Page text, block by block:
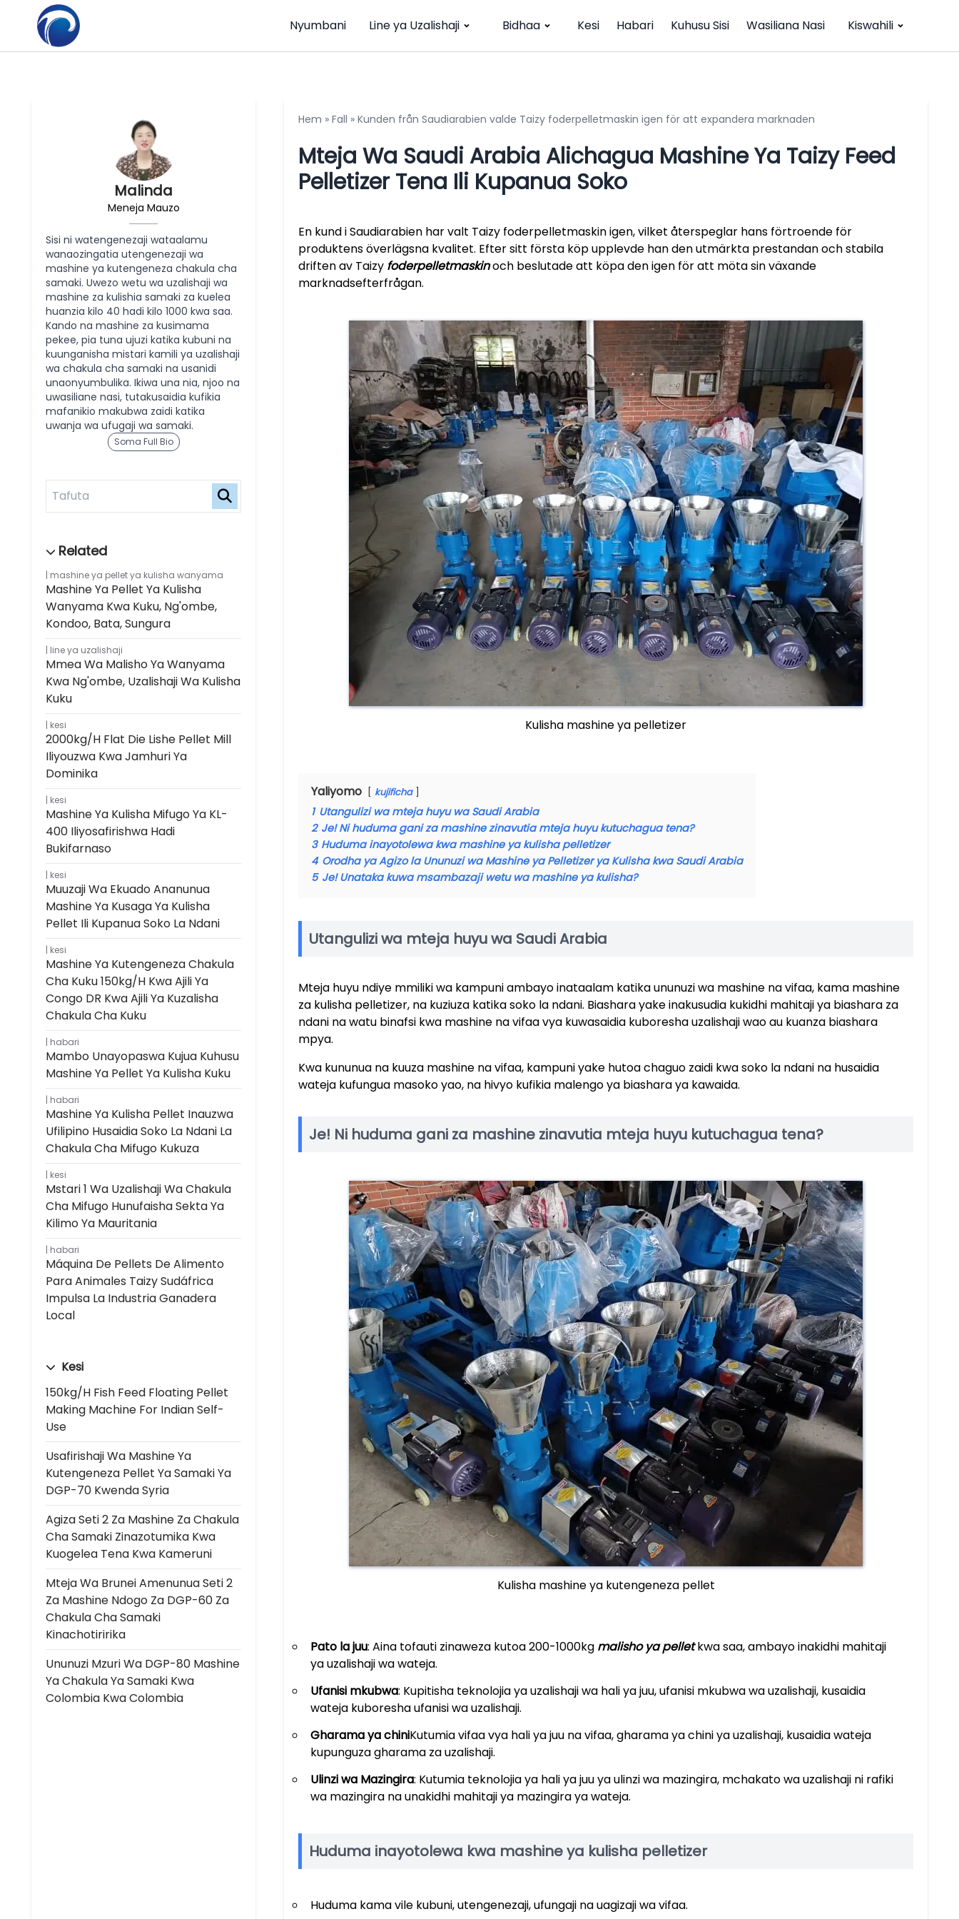
Nyumbani Line ya Uzalishaji Bidhaa Kesi Habari Kuhusu Sisi Wasiliana Nasi Kiswahili
Malinda
Meneja Mauzo
Sisi ni watengenezaji wataalamu
wanaozingatia utengenezaji wa
mashine ya kutengeneza chakula cha
samaki. Uwezo wetu wa uzalishaji wa
mashine za kulishia samaki za kuelea
huanzia kilo 40 hadi kilo 1000 kwa saa.
Kando na mashine za kusimama
pekee, pia tuna ujuzi katika kubuni na
kuunganisha mistari kamili ya uzalishaji
wa chakula cha samaki na usanidi
unaonyumbulika. Ikiwa una nia, njoo na
uwasiliane nasi, tutakusaidia kufikia
mafanikio makubwa zaidi katika
uwanja wa ufugaji wa samaki.
Soma Full Bio
mashine ya pellet ya kulisha wanyama
Mashine Ya Pellet Ya Kulisha
Wanyama Kwa Kuku, Ng'ombe,
Kondoo, Bata, Sungura
line ya uzalishaji
Mmea Wa Malisho Ya Wanyama
Kwa Ng'ombe, Uzalishaji Wa Kulisha
Kuku
kesi
2000kg/h Flat Die Lishe Pellet Mill
Iliyouzwa Kwa Jamhuri Ya
Dominika
kesi
Mashine Ya Kulisha Mifugo Ya KL-
400 Iliyosafirishwa Hadi
Bukifarnaso
kesi
Muuzaji Wa Ekuado Ananunua
Mashine Ya Kusaga Ya Kulisha
Pellet Ili Kupanua Soko La Ndani
kesi
Mashine Ya Kutengeneza Chakula
Cha Kuku 150kg/h Kwa Ajili Ya
Congo DR Kwa Ajili Ya Kuzalisha
Chakula Cha Kuku
habari
Mambo Unayopaswa Kujua Kuhusu
Mashine Ya Pellet Ya Kulisha Kuku
habari
Mashine Ya Kulisha Pellet Inauzwa
Ufilipino Husaidia Soko La Ndani La
Chakula Cha Mifugo Kukuza
kesi
Mstari 1 Wa Uzalishaji Wa Chakula
Cha Mifugo Hunufaisha Sekta Ya
Kilimo Ya Mauritania
habari
Máquina De Pellets De Alimento
Para Animales Taizy Sudáfrica
Impulsa La Industria Ganadera
Local
Kesi
150kg/h Fish Feed Floating Pellet
Making Machine For Indian Self-
Use
Usafirishaji Wa Mashine Ya
Kutengeneza Pellet Ya Samaki Ya
DGP-70 Kwenda Syria
Agiza Seti 2 Za Mashine Za Chakula
Cha Samaki Zinazotumika Kwa
Kuogelea Tena Kwa Kameruni
Mteja Wa Brunei Amenunua Seti 2
Za Mashine Ndogo Za DGP-60 Za
Chakula Cha Samaki
Kinachotiririka
Ununuzi Mzuri Wa DGP-80 Mashine
Ya Chakula Ya Samaki Kwa
Colombia Kwa Colombia
Hem » Fall » Kunden från Saudiarabien valde Taizy foderpelletmaskin igen för att expandera marknaden
Mteja Wa Saudi Arabia Alichagua Mashine Ya Taizy Feed
Pelletizer Tena Ili Kupanua Soko
En kund i Saudiarabien har valt Taizy foderpelletmaskin igen, vilket återspeglar hans förtroende för
produktens överlägsna kvalitet. Efter sitt första köp upplevde han den utmärkta prestandan och stabila
driften av Taizy foderpelletmaskinoch beslutade att köpa den igen för att möta sin växande
marknadsefterfrågan.
Kulisha mashine ya pelletizer
Yaliyomo kujificha
1 Utangulizi wa mteja huyu wa Saudi Arabia
2 Je! Ni huduma gani za mashine zinavutia mteja huyu kutuchagua tena?
3 Huduma inayotolewa kwa mashine ya kulisha pelletizer
4 Orodha ya Agizo la Ununuzi wa Mashine ya Pelletizer ya Kulisha kwa Saudi Arabia
5 Je! Unataka kuwa msambazaji wetu wa mashine ya kulisha?
Utangulizi wa mteja huyu wa Saudi Arabia
Mteja huyu ndiye mmiliki wa kampuni ambayo inataalam katika ununuzi wa mashine na vifaa, kama mashine
za kulisha pelletizer, na kuziuza katika soko la ndani. Biashara yake inakusudia kukidhi mahitaji ya biashara za
ndani na watu binafsi kwa mashine na vifaa vya kuwasaidia kuboresha uzalishaji wao au kuanza biashara
mpya.
Kwa kununua na kuuza mashine na vifaa, kampuni yake hutoa chaguo zaidi kwa soko la ndani na husaidia
wateja kufungua masoko yao, na hivyo kufikia malengo ya biashara ya kawaida.
Je! Ni huduma gani za mashine zinavutia mteja huyu kutuchagua tena?
Kulisha mashine ya kutengeneza pellet
Pato la juu: Aina tofauti zinaweza kutoa 200-1000kg malisho ya pelletkwa saa, ambayo inakidhi mahitaji
ya uzalishaji wa wateja.
Ufanisi mkubwa: Kupitisha teknolojia ya uzalishaji wa hali ya juu, ufanisi mkubwa wa uzalishaji, kusaidia
wateja kuboresha ufanisi wa uzalishaji.
Gharama ya chiniKutumia vifaa vya hali ya juu na vifaa, gharama ya chini ya uzalishaji, kusaidia wateja
kupunguza gharama za uzalishaji.
Ulinzi wa Mazingira: Kutumia teknolojia ya hali ya juu ya ulinzi wa mazingira, mchakato wa uzalishaji ni rafiki
wa mazingira na unakidhi mahitaji ya mazingira ya wateja.
Huduma inayotolewa kwa mashine ya kulisha pelletizer
Huduma kama vile kubuni, utengenezaji, ufungaji na uagizaji wa vifaa.